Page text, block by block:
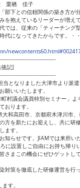
栖 佳子
部下との信頼関係の築き方が
を抱えているリーダーが増え
では、従来の「ティーチング
代になってきたからです。・
]
となりました大津市より派
願いいたします。
村議会議員特別セミナー」
おります。
和高田市、京都府木津川市
方を新たにお迎えし、共に研
ます。
知らせです。JIAMでは来所い
に設置しご自由にお持ち帰
さまこの機会にぜひゲットし
対策を徹底した研修運営を行
す。